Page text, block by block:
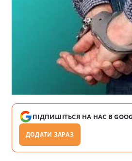
ПІДПИШІТЬСЯ НА НАС В
ДОДАТИ ЗАРАЗ